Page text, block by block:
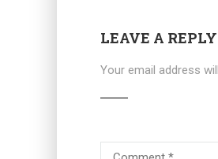
LEAVE A REPLY
Your email address